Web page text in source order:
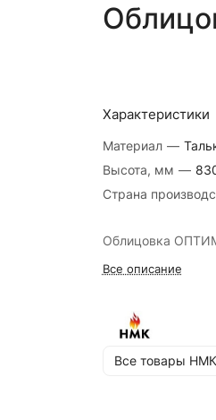
Характеристики
Материал —
Высота, мм —
Страна
Облицовка
Все описание
Все товары НМК